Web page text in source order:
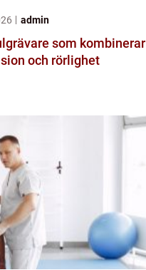
admin
som kombinerar
och rörlighet